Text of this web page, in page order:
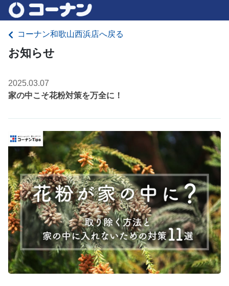
コーナン和歌山西浜店へ戻る
お知らせ
2025.03.07
家の中こそ花粉対策を万全に！